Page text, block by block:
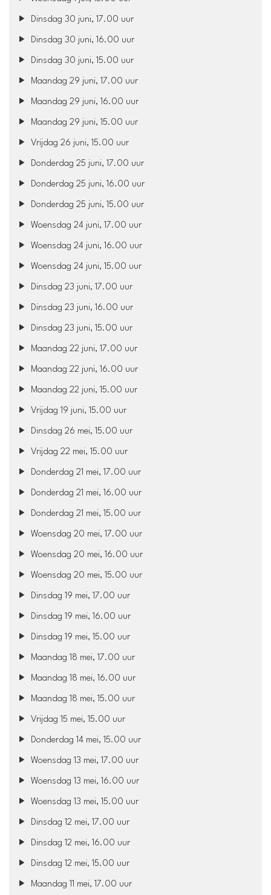
Dinsdag 30 juni, 17.00 uur
Dinsdag 30 juni, 16.00 uur
Dinsdag 30 juni, 15.00 uur
Maandag 29 juni, 17.00 uur
Maandag 29 juni, 16.00 uur
Maandag 29 juni, 15.00 uur
Vrijdag 26 juni, 15.00 uur
Donderdag 25 juni, 17.00 uur
Donderdag 25 juni, 16.00 uur
Donderdag 25 juni, 15.00 uur
Woensdag 24 juni, 17.00 uur
Woensdag 24 juni, 16.00 uur
Woensdag 24 juni, 15.00 uur
Dinsdag 23 juni, 17.00 uur
Dinsdag 23 juni, 16.00 uur
Dinsdag 23 juni, 15.00 uur
Maandag 22 juni, 17.00 uur
Maandag 22 juni, 16.00 uur
Maandag 22 juni, 15.00 uur
Vrijdag 19 juni, 15.00 uur
Dinsdag 26 mei, 15.00 uur
Vrijdag 22 mei, 15.00 uur
Donderdag 21 mei, 17.00 uur
Donderdag 21 mei, 16.00 uur
Donderdag 21 mei, 15.00 uur
Woensdag 20 mei, 17.00 uur
Woensdag 20 mei, 16.00 uur
Woensdag 20 mei, 15.00 uur
Dinsdag 19 mei, 17.00 uur
Dinsdag 19 mei, 16.00 uur
Dinsdag 19 mei, 15.00 uur
Maandag 18 mei, 17.00 uur
Maandag 18 mei, 16.00 uur
Maandag 18 mei, 15.00 uur
Vrijdag 15 mei, 15.00 uur
Donderdag 14 mei, 15.00 uur
Woensdag 13 mei, 17.00 uur
Woensdag 13 mei, 16.00 uur
Woensdag 13 mei, 15.00 uur
Dinsdag 12 mei, 17.00 uur
Dinsdag 12 mei, 16.00 uur
Dinsdag 12 mei, 15.00 uur
Maandag 11 mei, 17.00 uur